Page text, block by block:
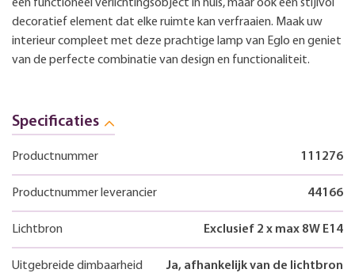
een functioneel verlichtingsobject in huis, maar ook een stijlvol
decoratief element dat elke ruimte kan verfraaien. Maak uw
interieur compleet met deze prachtige lamp van Eglo en geniet
van de perfecte combinatie van design en functionaliteit.
Specificaties
Productnummer 111276
Productnummer leverancier 44166
Lichtbron Exclusief 2 x max 8W E14
Uitgebreide dimbaarheid Ja, afhankelijk van de lichtbron